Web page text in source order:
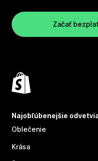
Začať
Najobľúbenejšie
Oblečenie
Krása